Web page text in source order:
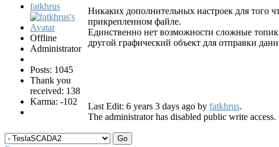
fatkhrus
Offline
Administrator
Posts: 1045
Thank you
received: 138
Karma: -102
Никаких дополнительных настроек для того
прикрепленном файле.
Единственно нет возможности сложные
другой графический объект для отправки
Last Edit: 6 years 3 days ago by fatkhrus.
The administrator has disabled public write access.